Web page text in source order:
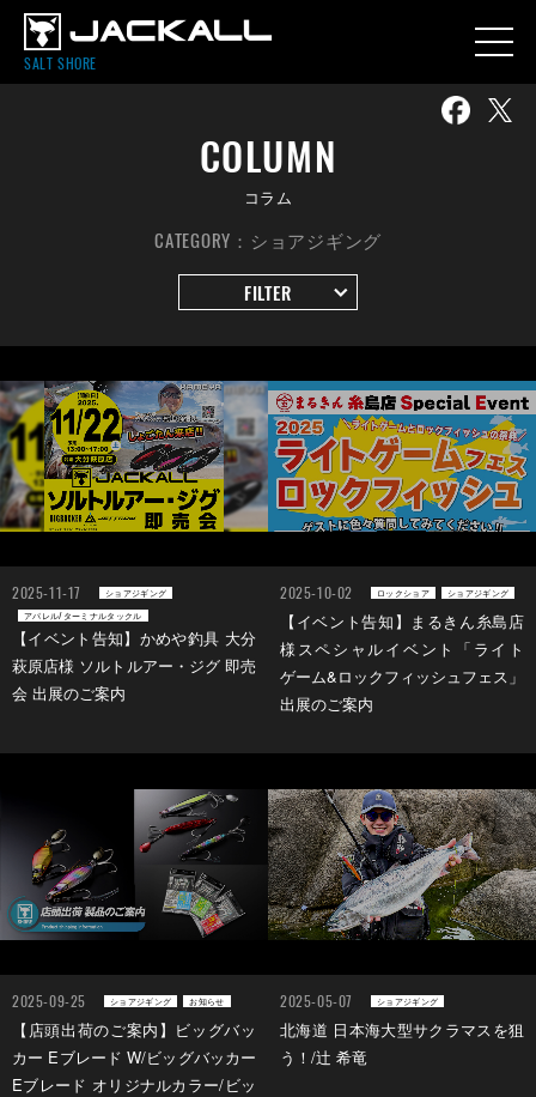
SALT SHORE
COLUMN
コラム
CATEGORY：ショアジギング
FILTER
2025-11-17
ショアジギング
アパレル/ターミナルタックル
【イベント告知】かめや釣具 大分
萩原店様 ソルトルアー・ジグ 即売
会 出展のご案内
2025-10-02 ロックショア ショアジギング
【イベント告知】まるきん糸島店
様スペシャルイベント「ライト
ゲーム&ロックフィッシュフェス」
出展のご案内
2025-09-25 ショアジギング お知らせ
【店頭出荷のご案内】ビッグバッ
カー Eブレード W/ビッグバッカー
Eブレード オリジナルカラー/ビッ
2025-05-07 ショアジギング
北海道 日本海大型サクラマスを狙
う！/辻 希竜